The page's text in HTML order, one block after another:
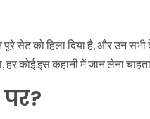
पूरे सेट को हिला दिया है, और उन
कोई इस कहानी में जान लेना